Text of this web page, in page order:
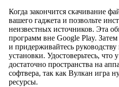
Когда закончится скачивание
вашего гаджета и позвольте
неизвестных источников. Эта
программ вне Google Play.
и придерживайтесь
установки. Удостоверьтесь, что
достаточно пространства на
софтвера, так как Вулкан игра
ресурсы.